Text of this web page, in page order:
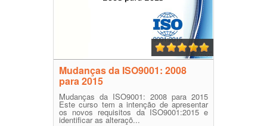
Mudanças da ISO9001: 2008
para 2015
Mudanças da ISO9001: 2008 para 2015
Este curso tem a intenção de apresentar
os novos requisitos da ISO9001:2015 e
identificar as alteraçõ...